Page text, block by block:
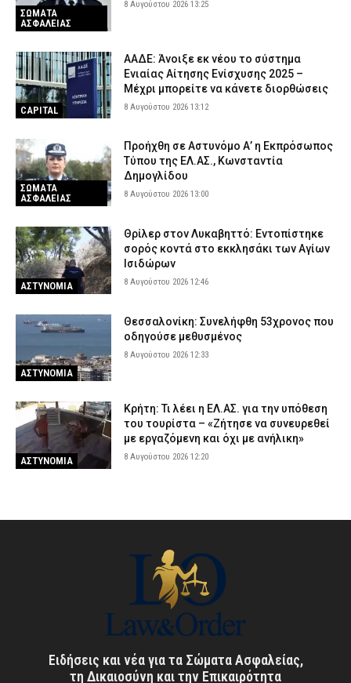
ΣΩΜΑΤΑ
ΑΣΦΑΛΕΙΑΣ
8 Αυγούστου 2026 13:25
CAPITAL
ΑΑΔΕ: Άνοιξε εκ νέου το σύστημα
Ενιαίας Αίτησης Ενίσχυσης 2025 –
Μέχρι μπορείτε να κάνετε διορθώσεις
8 Αυγούστου 2026 13:12
ΣΩΜΑΤΑ
ΑΣΦΑΛΕΙΑΣ
Προήχθη σε Αστυνόμο Α’ η Εκπρόσωπος
Τύπου της ΕΛ.ΑΣ., Κωνσταντία
Δημογλίδου
8 Αυγούστου 2026 13:00
ΑΣΤΥΝΟΜΙΑ
Θρίλερ στον Λυκαβηττό: Εντοπίστηκε
σορός κοντά στο εκκλησάκι των Αγίων
Ισιδώρων
8 Αυγούστου 2026 12:46
ΑΣΤΥΝΟΜΙΑ
Θεσσαλονίκη: Συνελήφθη 53χρονος που
οδηγούσε μεθυσμένος
8 Αυγούστου 2026 12:33
ΑΣΤΥΝΟΜΙΑ
Κρήτη: Τι λέει η ΕΛ.ΑΣ. για την υπόθεση
του τουρίστα – «Ζήτησε να συνευρεθεί
με εργαζόμενη και όχι με ανήλικη»
8 Αυγούστου 2026 12:20
Ειδήσεις και νέα για τα Σώματα Ασφαλείας,
τη Δικαιοσύνη και την Επικαιρότητα